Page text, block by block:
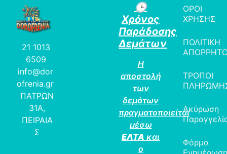
21 1013
6509
info@dor
ofrenia.gr
ΠΑΤΡΩΝ
31Α,
ΠΕΙΡΑΙΑ
Σ
🕒
Χρόνος
Παράδοσης
Δεμάτων
Η
αποστολή
των
δεμάτων
πραγματοποιείται
μέσω
ΕΛΤΑ και
ο
ΟΡΟΙ
ΧΡΗΣΗΣ
ΠΟΛΙΤΙΚΗ
ΤΡΟΠΟΙ
Ακύρωση
Φόρμα